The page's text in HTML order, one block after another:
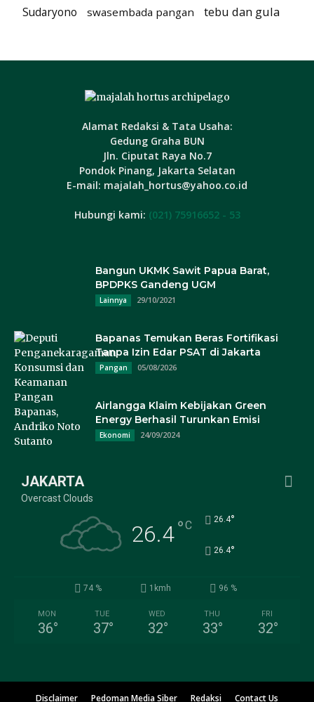
Sudaryono swasembada pangan tebu dan gula
Alamat Redaksi & Tata Usaha:
Gedung Graha BUN
Jln. Ciputat Raya No.7
Pondok Pinang, Jakarta Selatan
E-mail: majalah_hortus@yahoo.co.id
Hubungi kami: (021) 75916652 - 53
Bangun UKMK Sawit Papua Barat,
BPDPKS Gandeng UGM
Lainnya 29/10/2021
Bapanas Temukan Beras Fortifikasi
Tanpa Izin Edar PSAT di Jakarta
Pangan 05/08/2026
Airlangga Klaim Kebijakan Green
Energy Berhasil Turunkan Emisi
Ekonomi 24/09/2024
JAKARTA
Overcast Clouds
26.4°C 26.4°
26.4°
74 % 1kmh 96 %
MON
36°
TUE
37°
WED
32°
THU
33°
FRI
32°
Disclaimer Pedoman Media Siber Redaksi Contact Us